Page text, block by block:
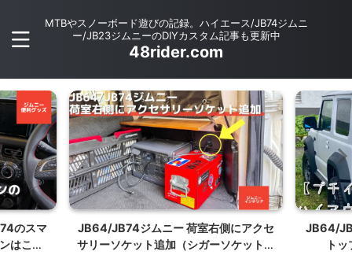
MTBやスノーボード遊びの記録。ハイエース/JB74ジムニ
ー/JB23ジムニーのDIYカスタム記事も更新中
48rider.com
のスマ
はここ
JB64/JB74ジムニー 荷室右側にアクセ
サリーソケット追加（シガーソケット追
JB64/
ト